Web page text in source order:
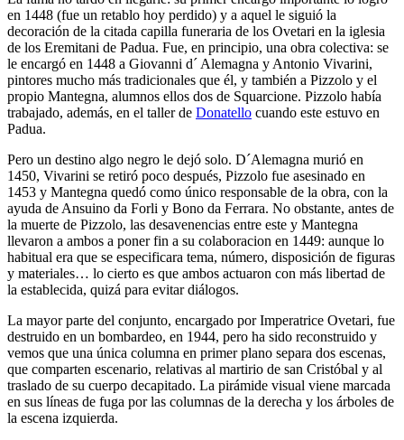
en 1448 (fue un retablo hoy perdido) y a aquel le siguió la
decoración de la citada capilla funeraria de los Ovetari en la iglesia
de los Eremitani de Padua. Fue, en principio, una obra colectiva: se
le encargó en 1448 a Giovanni d´ Alemagna y Antonio Vivarini,
pintores mucho más tradicionales que él, y también a Pizzolo y el
propio Mantegna, alumnos ellos dos de Squarcione. Pizzolo había
trabajado, además, en el taller de Donatello cuando este estuvo en
Padua.
Pero un destino algo negro le dejó solo. D´Alemagna murió en
1450, Vivarini se retiró poco después, Pizzolo fue asesinado en
1453 y Mantegna quedó como único responsable de la obra, con la
ayuda de Ansuino da Forli y Bono da Ferrara. No obstante, antes de
la muerte de Pizzolo, las desavenencias entre este y Mantegna
llevaron a ambos a poner fin a su colaboracion en 1449: aunque lo
habitual era que se especificara tema, número, disposición de figuras
y materiales… lo cierto es que ambos actuaron con más libertad de
la establecida, quizá para evitar diálogos.
La mayor parte del conjunto, encargado por Imperatrice Ovetari, fue
destruido en un bombardeo, en 1944, pero ha sido reconstruido y
vemos que una única columna en primer plano separa dos escenas,
que comparten escenario, relativas al martirio de san Cristóbal y al
traslado de su cuerpo decapitado. La pirámide visual viene marcada
en sus líneas de fuga por las columnas de la derecha y los árboles de
la escena izquierda.